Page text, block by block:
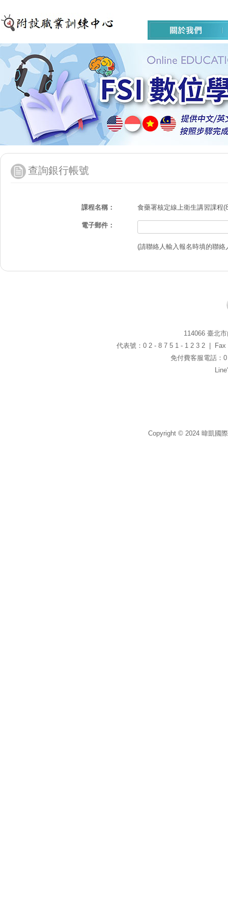
查詢銀行帳號
課程名稱： 食藥署核定線上衛生講習課程
電子郵件：
(請聯絡人輸入報名時填的聯絡
114066 臺北
代表號：0 2 - 8 7 5 1 - 1 2 3 2 |
免付費客服電話：
Copyright © 2024 暐凱國